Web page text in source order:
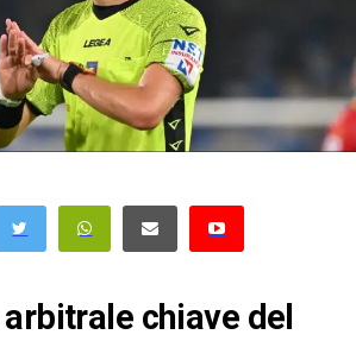
arbitrale chiave del